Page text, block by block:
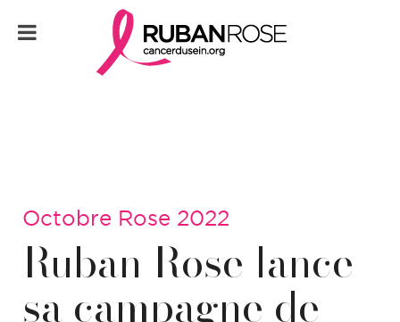
Octobre Rose 2022
Ruban Rose lance
sa campagne de